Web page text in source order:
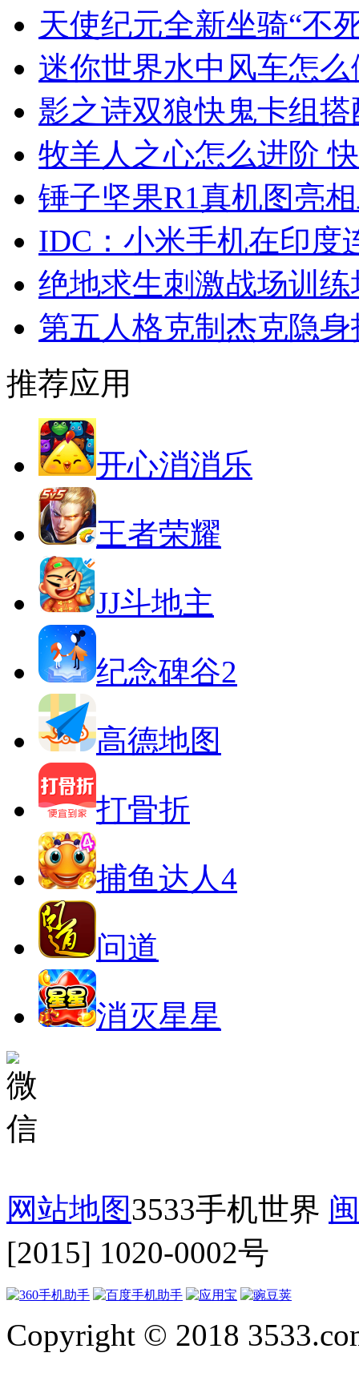
天使纪元全新坐骑“不
迷你世界水中风车怎
影之诗双狼快鬼卡组
牧羊人之心怎么进阶
锤子坚果R1真机图亮
IDC：小米手机在印度
绝地求生刺激战场训
第五人格克制杰克隐
推荐应用
开心消消乐
王者荣耀
JJ斗地主
纪念碑谷2
高德地图
打骨折
捕鱼达人4
问道
消灭星星
网站地图3533手机世界
[2015] 1020-0002号
Copyright © 2018